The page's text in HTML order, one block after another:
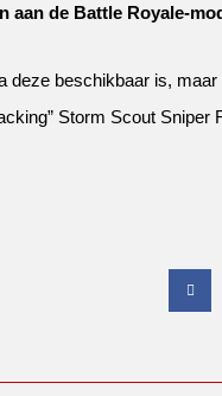
aan de Battle Royale-
beschikbaar is,
Storm Scout Sniper